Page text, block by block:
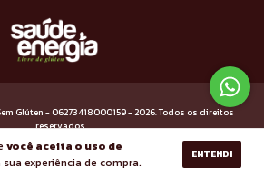
você aceita o uso de
experiência de compra.
ENTENDI
Glúten - 06273418000159 - 2026. Todos os direitos
reservados.